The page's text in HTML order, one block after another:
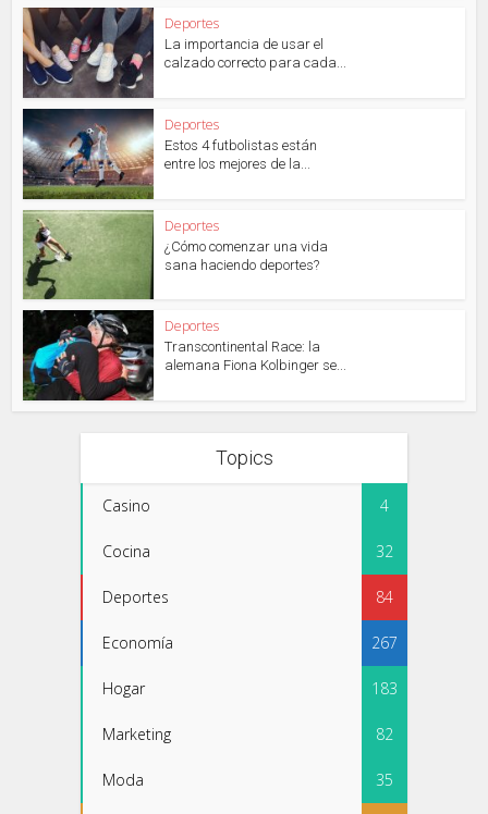
Deportes
La importancia de usar el
calzado correcto para cada...
Deportes
Estos 4 futbolistas están
entre los mejores de la...
Deportes
¿Cómo comenzar una vida
sana haciendo deportes?
Deportes
Transcontinental Race: la
alemana Fiona Kolbinger se...
Topics
Casino 4
Cocina 32
Deportes 84
Economía 267
Hogar 183
Marketing 82
Moda 35